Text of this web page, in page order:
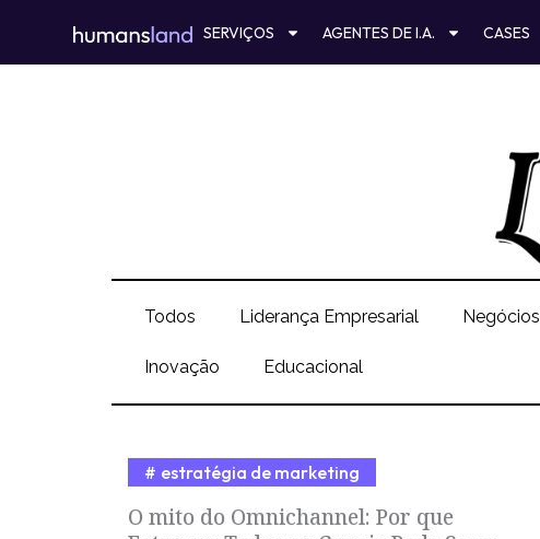
o
SERVIÇOS AGENTES DE I.A. CASES
Todos Liderança Empresarial Negócios
Inovação Educacional
O mito do Omnichannel: Por que
estratégia de marketing